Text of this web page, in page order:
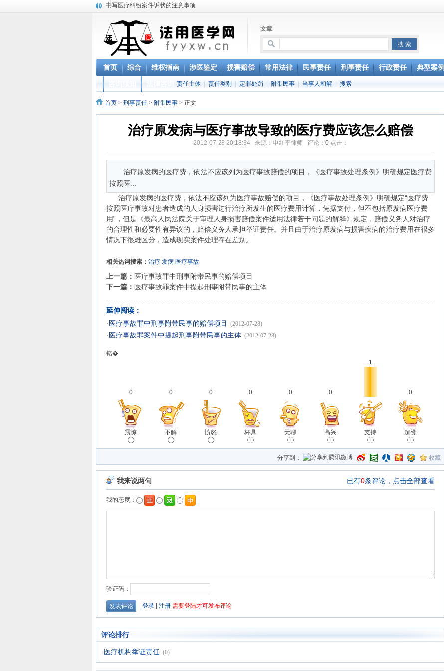
书写医疗纠纷案件诉状的注意事项
伤害案件中法用医学的难题研究
医疗纠纷案件中的难题研究
医疗纠纷案件可以选择依据什么法律主张民事权利
涉及医疗纠纷的刑事案件中的刑法规定
“未查先知”CT结果，病历被指造假
江西省高级人民法院《关于审理医疗损害赔偿纠纷案件若干问题的指导意见（试行）》
法用医学的现状
什么情况下适用赔礼道歉的民事责任方式
文章
首页 综合 维权指南 涉医鉴定 损害赔偿 常用法律 民事责任 刑事责任 行政责任 典型案例
责任主体 责任类别 定罪处罚 附带民事 当事人和解 搜索
首页 > 刑事责任 > 附带民事 > 正文
治疗原发病与医疗事故导致的医疗费应该怎么赔偿
2012-07-28 20:18:34 来源：申红平律师 评论： 0点击：
治疗原发病的医疗费，依法不应该列为医疗事故赔偿的项目，《医疗事故处理条例》明确规定医疗费
按照医...
治疗原发病的医疗费，依法不应该列为医疗事故赔偿的项目，《医疗事故处理条例》明确规定“医疗费
按照医疗事故对患者造成的人身损害进行治疗所发生的医疗费用计算，凭据支付，但不包括原发病医疗费
用”，但是《最高人民法院关于审理人身损害赔偿案件适用法律若干问题的解释》规定，赔偿义务人对治疗
的合理性和必要性有异议的，赔偿义务人承担举证责任。并且由于治疗原发病与损害疾病的治疗费用在很多
情况下很难区分，造成现实案件处理存在差别。
相关热词搜索： 治疗 发病 医疗事故
上一篇： 医疗事故罪中刑事附带民事的赔偿项目
下一篇： 医疗事故罪案件中提起刑事附带民事的主体
延伸阅读：
· 医疗事故罪中刑事附带民事的赔偿项目 (2012-07-28)
· 医疗事故罪案件中提起刑事附带民事的主体 (2012-07-28)
锘�
0
震惊
0
不解
0
愤怒
0
杯具
0
无聊
0
高兴
1
支持
0
超赞
分享到： 收藏
评论排行
· 医疗机构举证责任 (0)